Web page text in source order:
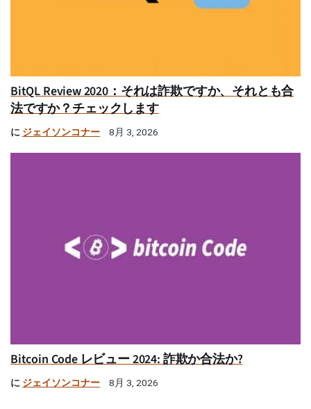
BitQL Review 2020：それは詐欺ですか、それとも合
法ですか？チェックします
に ジェイソンコナー 8月 3, 2026
Bitcoin Code レビュー 2024: 詐欺か合法か?
に ジェイソンコナー 8月 3, 2026